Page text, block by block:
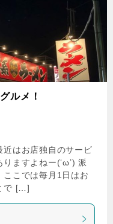
ルメ！
近はお店独自のサービ
ますよねー(‘ω’) 派
こでは毎月1日はお
で […]